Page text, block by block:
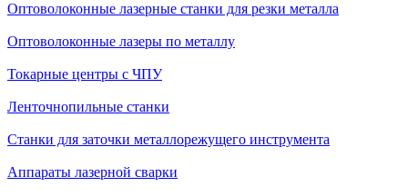
Оптоволоконные лазерные станки для резки металла
Оптоволоконные лазеры по металлу
Токарные центры с ЧПУ
Ленточнопильные станки
Станки для заточки металлорежущего инструмента
Аппараты лазерной сварки